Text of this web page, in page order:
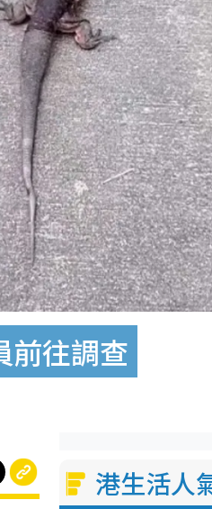
前往調查
港生活人